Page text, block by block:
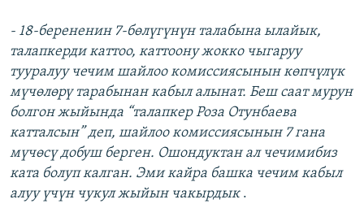
- 18-берененин 7-бөлүгүнүн талабына ылайык,
талапкерди каттоо, каттоону жокко чыгаруу
тууралуу чечим шайлоо комиссиясынын көпчүлүк
мүчөлөрү тарабынан кабыл алынат. Беш саат мурун
болгон жыйында “талапкер Роза Отунбаева
катталсын” деп, шайлоо комиссиясынын 7 гана
мүчөсү добуш берген. Ошондуктан ал чечимибиз
ката болуп калган. Эми кайра башка чечим кабыл
алуу үчүн чукул жыйын чакырдык .